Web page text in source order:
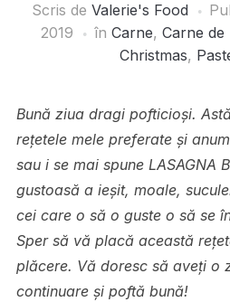
Scris de Valerie's Food
2019
în Carne, Carne de
Christmas,
Bună ziua dragi pofticioși.
rețetele mele preferate și
sau i se mai spune LASAGNA
gustoasă a ieșit, moale,
cei care o să o guste o să se
Sper să vă placă această
plăcere. Vă doresc să aveți o
continuare și poftă bună!